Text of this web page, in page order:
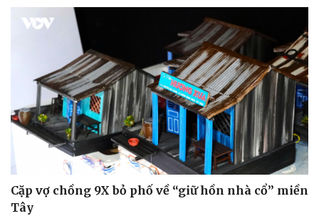
Cặp vợ chồng 9X bỏ phố về “giữ hồn nhà cổ” miền
Tây